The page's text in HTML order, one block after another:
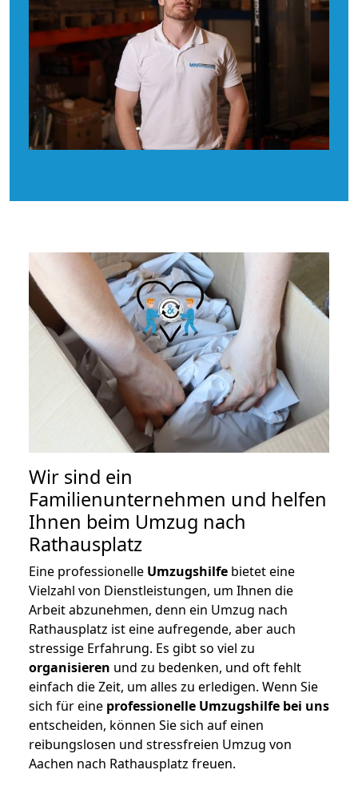
Wir sind ein
Familienunternehmen und helfen
Ihnen beim Umzug nach
Rathausplatz
Eine professionelle Umzugshilfe bietet eine
Vielzahl von Dienstleistungen, um Ihnen die
Arbeit abzunehmen, denn ein Umzug nach
Rathausplatz ist eine aufregende, aber auch
stressige Erfahrung. Es gibt so viel zu
organisieren und zu bedenken, und oft fehlt
einfach die Zeit, um alles zu erledigen. Wenn Sie
sich für eine professionelle Umzugshilfe bei uns
entscheiden, können Sie sich auf einen
reibungslosen und stressfreien Umzug von
Aachen nach Rathausplatz freuen.